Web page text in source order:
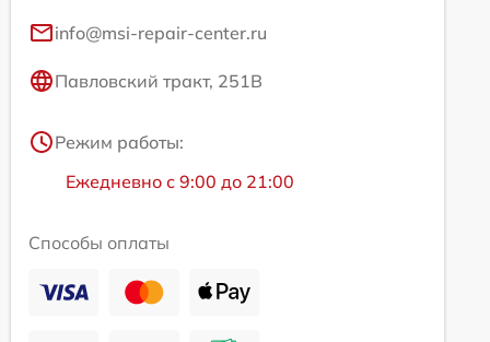
info@msi-repair-center.ru
Павловский тракт, 251В
Режим работы:
Ежедневно с 9:00 до 21:00
Способы оплаты